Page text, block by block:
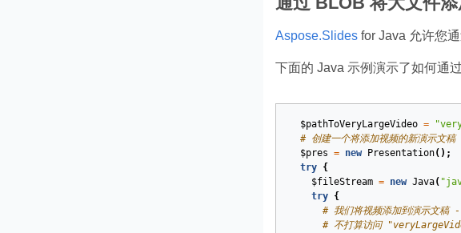
Aspose.Slidesfor Java 允许您
下面的 Java 示例演示了如何通
$pathToVeryLargeVideo =
# 创建一个将添加视频的新演示文稿
$pres = new Presentation();
try
{
$fileStream = new Java(
try
{
# 我们将视频添加到演示文稿
# 不打算访问